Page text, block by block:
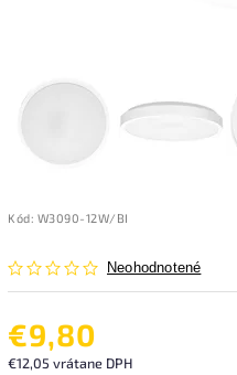
Kód: W3090-12W/BI
Neohodnotené
€9,80
€12,05 vrátane DPH